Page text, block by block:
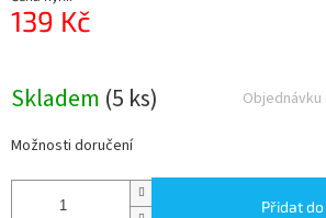
139 Kč
Skladem (5 ks)
Možnosti doručení
Přidat